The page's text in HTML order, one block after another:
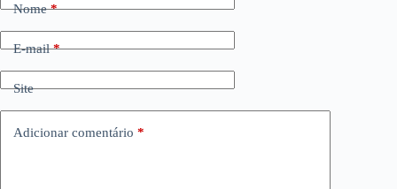
Nome*
E-mail*
Site
Adicionar comentário *